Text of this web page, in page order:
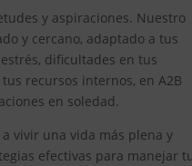
y aspiraciones. Nuestro
y cercano, adaptado a tus
dificultades en tus
recursos internos, en A2B
en soledad.
vivir una vida más plena y
efectivas para manejar